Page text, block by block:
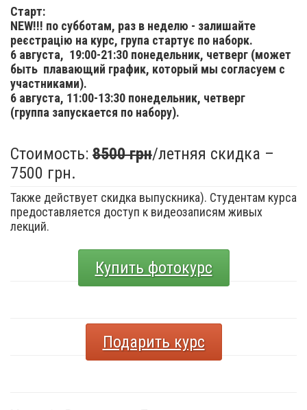
Старт:
NEW!!! по субботам, раз в неделю - залишайте
реєстрацію на курс, група стартує по наборк.
6 августа, 19:00-21:30 понедельник, четверг (может
быть плавающий график, который мы согласуем с
участниками).
6 августа, 11:00-13:30 понедельник, четверг
(группа запускается по набору).
Стоимость: 8500 грн/летняя скидка –
7500 грн.
Также действует скидка выпускника). Студентам курса
предоставляется доступ к видеозаписям живых
лекций.
Купить фотокурс
Подарить курс